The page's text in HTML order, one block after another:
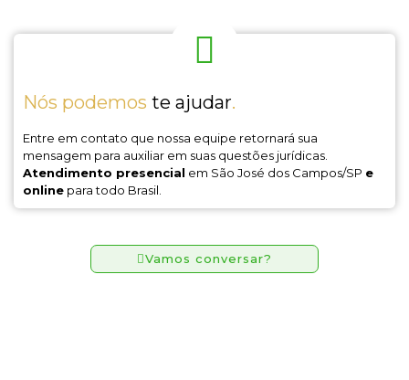
Nós podemos te ajudar.
Entre em contato que nossa equipe retornará sua
mensagem para auxiliar em suas questões jurídicas.
Atendimento presencial em São José dos Campos/SP e
online para todo Brasil.
Vamos conversar?